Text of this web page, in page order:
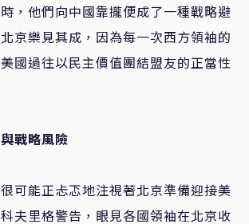
，他們向中國靠攏便成了一種戰略避
京樂見其成，因為每一次西方領袖的
國過往以民主價值團結盟友的正當性
戰略風險
可能正忐忑地注視著北京準備迎接美
夫里格警告，眼見各國領袖在北京收